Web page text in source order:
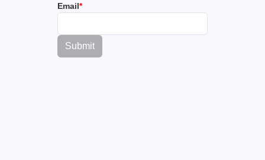
Email*